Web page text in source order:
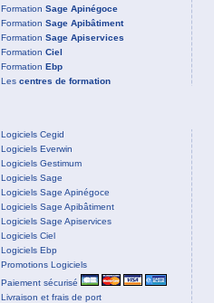
Formation Sage Apinégoce
Formation Sage Apibâtiment
Formation Sage Apiservices
Formation Ciel
Formation Ebp
Les centres de formation
Logiciels Cegid
Logiciels Everwin
Logiciels Gestimum
Logiciels Sage
Logiciels Sage Apinégoce
Logiciels Sage Apibâtiment
Logiciels Sage Apiservices
Logiciels Ciel
Logiciels Ebp
Promotions Logiciels
Paiement sécurisé
Livraison et frais de port